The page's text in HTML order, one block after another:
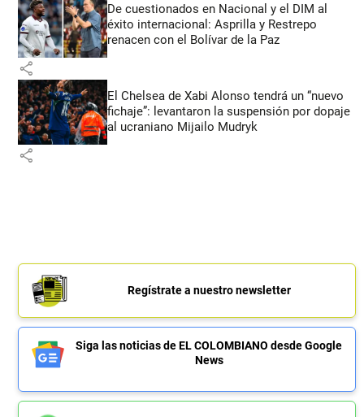
De cuestionados en Nacional y el DIM al
éxito internacional: Asprilla y Restrepo
renacen con el Bolívar de la Paz
share
El Chelsea de Xabi Alonso tendrá un “nuevo
fichaje”: levantaron la suspensión por dopaje
al ucraniano Mijailo Mudryk
share
Regístrate a nuestro newsletter
Siga las noticias de EL COLOMBIANO desde Google
News